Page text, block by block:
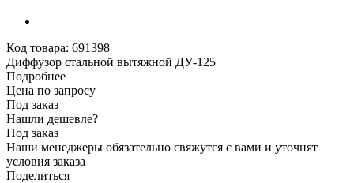
Код товара: 691398
Диффузор стальной вытяжной ДУ-125
Подробнее
Цена по запросу
Под заказ
Нашли дешевле?
Под заказ
Наши менеджеры обязательно свяжутся с вами и уточнят
условия заказа
Поделиться